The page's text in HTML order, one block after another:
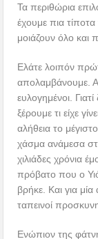
Τα περιθώρια
έχουμε πια
μοιάζουν όλο και
Ελάτε λοιπόν
απολαμβάνουμε.
ευλογημένοι.
ξέρουμε τι είχε
αλήθεια το
χάσμα ανάμεσα
χιλιάδες χρόνια
πρόβατο που ο
βρήκε. Και για
ταπεινοί
Ενώπιον της